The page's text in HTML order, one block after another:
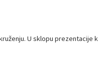
U sklopu prezentacije